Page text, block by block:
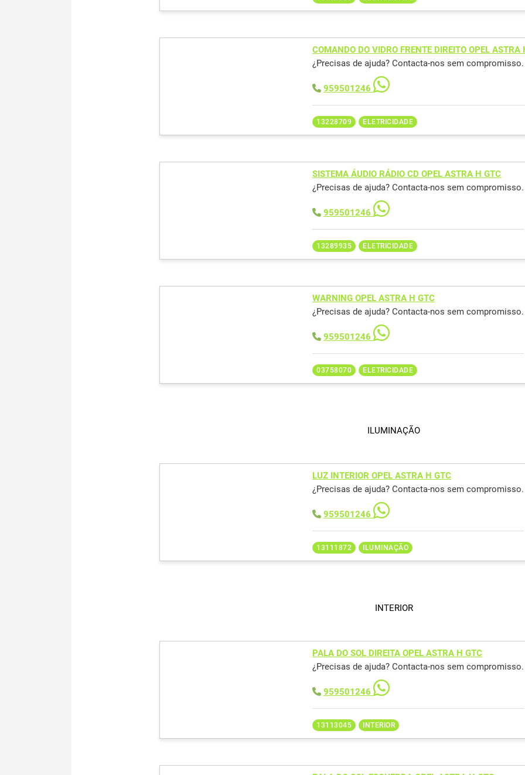
COMANDO DO VIDRO FRENTE DIREITO OPEL ASTRA
¿Precisas de ajuda? Contacta-nos sem compromisso.
959501246
13228709 ELETRICIDADE
SISTEMA ÁUDIO RÁDIO CD OPEL ASTRA H GTC
¿Precisas de ajuda? Contacta-nos sem compromisso.
959501246
13289935 ELETRICIDADE
WARNING OPEL ASTRA H GTC
¿Precisas de ajuda? Contacta-nos sem compromisso.
959501246
03758070 ELETRICIDADE
ILUMINAÇÃO
LUZ INTERIOR OPEL ASTRA H GTC
¿Precisas de ajuda? Contacta-nos sem compromisso.
959501246
13111872 ILUMINAÇÃO
INTERIOR
PALA DO SOL DIREITA OPEL ASTRA H GTC
¿Precisas de ajuda? Contacta-nos sem compromisso.
959501246
13113045 INTERIOR